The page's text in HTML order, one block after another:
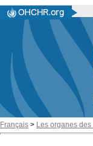
Français > Les organes